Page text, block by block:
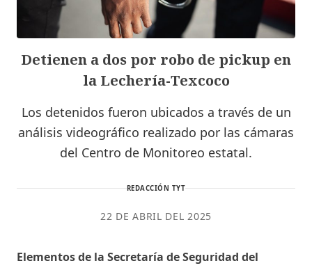
Detienen a dos por robo de pickup en
la Lechería-Texcoco
Los detenidos fueron ubicados a través de un
análisis videográfico realizado por las cámaras
del Centro de Monitoreo estatal.
REDACCIÓN TYT
22 DE ABRIL DEL 2025
Elementos de la Secretaría de Seguridad del